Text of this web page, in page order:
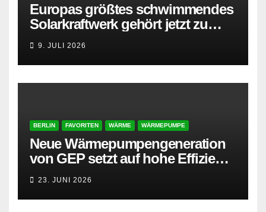
Europas größtes schwimmendes
Solarkraftwerk gehört jetzt zu
AMPYR
9. JULI 2026
BERLIN FAVORITEN WÄRME WÄRMEPUMPE
Neue Wärmepumpengeneration
von GEP setzt auf hohe Effizienz
und besonders leisen Betrieb
23. JUNI 2026